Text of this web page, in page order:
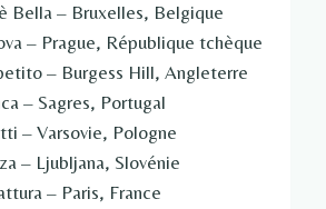
Bella – Bruxelles, Belgique
– Prague, République tchèque
– Burgess Hill, Angleterre
– Sagres, Portugal
– Varsovie, Pologne
– Ljubljana, Slovénie
– Paris, France